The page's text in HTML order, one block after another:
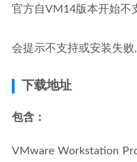
官方自VM14版本开始不
会提示不支持或安装失败
下载地址
包含：
VMware Workstation